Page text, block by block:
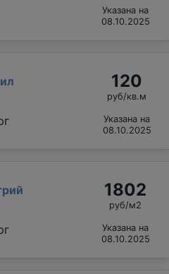
Указана на
08.10.2025
120
руб/кв.м
Указана на
08.10.2025
1802
руб/м2
Указана на
08.10.2025